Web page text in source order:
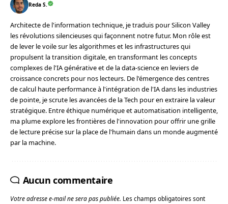
Reda S.
Architecte de l'information technique, je traduis pour Silicon Valley
les révolutions silencieuses qui façonnent notre futur. Mon rôle est
de lever le voile sur les algorithmes et les infrastructures qui
propulsent la transition digitale, en transformant les concepts
complexes de l'IA générative et de la data-science en leviers de
croissance concrets pour nos lecteurs. De l'émergence des centres
de calcul haute performance à l'intégration de l'IA dans les industries
de pointe, je scrute les avancées de la Tech pour en extraire la valeur
stratégique. Entre éthique numérique et automatisation intelligente,
ma plume explore les frontières de l'innovation pour offrir une grille
de lecture précise sur la place de l'humain dans un monde augmenté
par la machine.
Aucun commentaire
Votre adresse e-mail ne sera pas publiée. Les champs obligatoires sont